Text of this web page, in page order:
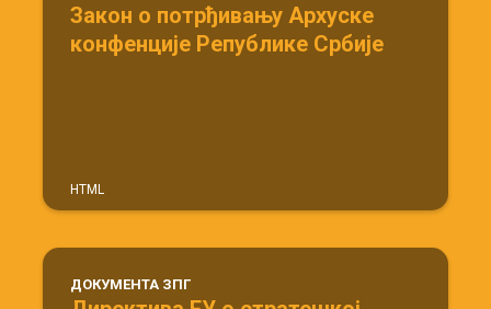
Закон о потрђивању Архуске
конфенције Републике Србије
HTML
ДОКУМЕНТА ЗПГ